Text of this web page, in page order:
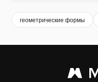
геометрические формы